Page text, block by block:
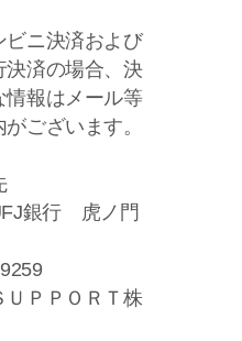
ビニ決済および
決済の場合、決
情報はメール等
ございます。
銀行 虎ノ門
ＵＰＰＯＲＴ株